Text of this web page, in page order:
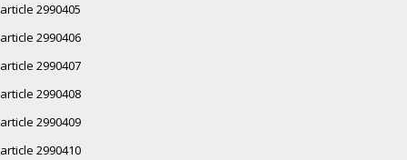
article 2990405
article 2990406
article 2990407
article 2990408
article 2990409
article 2990410